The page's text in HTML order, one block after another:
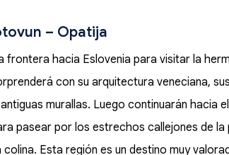
– Opatija
frontera hacia Eslovenia para visitar la
con su arquitectura veneciana,
murallas. Luego continuarán hacia
pasear por los estrechos callejones de
Esta región es un destino muy